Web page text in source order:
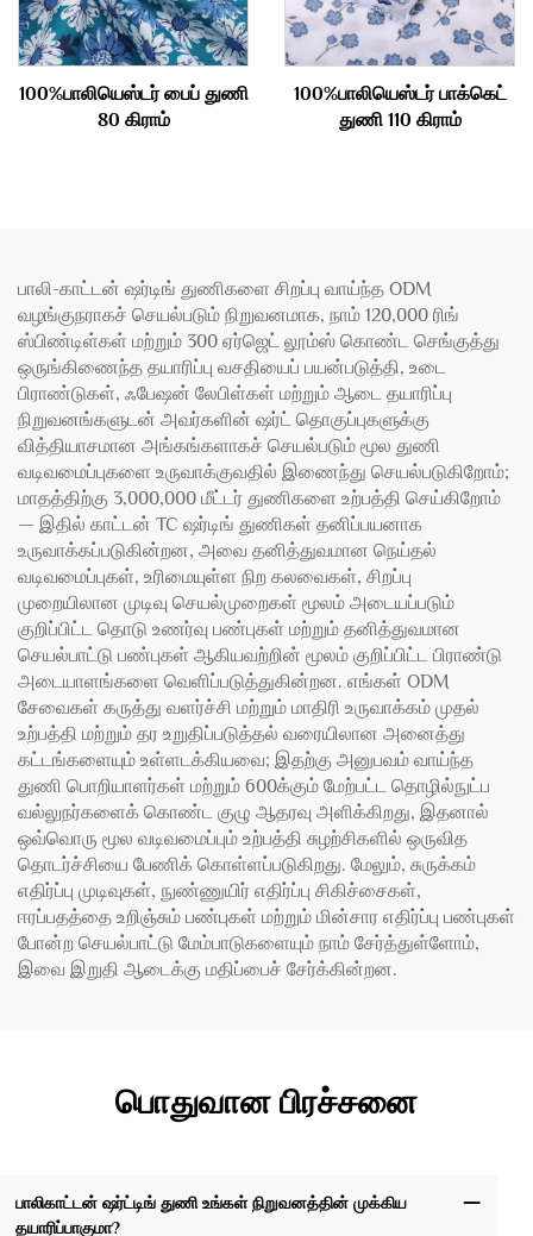
100%பாலியெஸ்டர் பைப் துணி
80 கிராம்
100%பாலியெஸ்டர் பாக்கெட்
துணி 110 கிராம்
பாலி-காட்டன் ஷர்டிங் துணிகளை சிறப்பு வாய்ந்த ODM
வழங்குநராகச் செயல்படும் நிறுவனமாக, நாம் 120,000 ரிங்
ஸ்பிண்டிள்கள் மற்றும் 300 ஏர்ஜெட் லூம்ஸ் கொண்ட செங்குத்து
ஒருங்கிணைந்த தயாரிப்பு வசதியைப் பயன்படுத்தி, உடை
பிராண்டுகள், ஃபேஷன் லேபிள்கள் மற்றும் ஆடை தயாரிப்பு
நிறுவனங்களுடன் அவர்களின் ஷர்ட் தொகுப்புகளுக்கு
வித்தியாசமான அங்கங்களாகச் செயல்படும் மூல துணி
வடிவமைப்புகளை உருவாக்குவதில் இணைந்து செயல்படுகிறோம்;
மாதத்திற்கு 3,000,000 மீட்டர் துணிகளை உற்பத்தி செய்கிறோம்
— இதில் காட்டன் TC ஷர்டிங் துணிகள் தனிப்பயனாக
உருவாக்கப்படுகின்றன, அவை தனித்துவமான நெய்தல்
வடிவமைப்புகள், உரிமையுள்ள நிற கலவைகள், சிறப்பு
முறையிலான முடிவு செயல்முறைகள் மூலம் அடையப்படும்
குறிப்பிட்ட தொடு உணர்வு பண்புகள் மற்றும் தனித்துவமான
செயல்பாட்டு பண்புகள் ஆகியவற்றின் மூலம் குறிப்பிட்ட பிராண்டு
அடையாளங்களை வெளிப்படுத்துகின்றன. எங்கள் ODM
சேவைகள் கருத்து வளர்ச்சி மற்றும் மாதிரி உருவாக்கம் முதல்
உற்பத்தி மற்றும் தர உறுதிப்படுத்தல் வரையிலான அனைத்து
கட்டங்களையும் உள்ளடக்கியவை; இதற்கு அனுபவம் வாய்ந்த
துணி பொறியாளர்கள் மற்றும் 600க்கும் மேற்பட்ட தொழில்நுட்ப
வல்லுநர்களைக் கொண்ட குழு ஆதரவு அளிக்கிறது, இதனால்
ஒவ்வொரு மூல வடிவமைப்பும் உற்பத்தி சுழற்சிகளில் ஒருவித
தொடர்ச்சியை பேணிக் கொள்ளப்படுகிறது. மேலும், சுருக்கம்
எதிர்ப்பு முடிவுகள், நுண்ணுயிர் எதிர்ப்பு சிகிச்சைகள்,
ஈரப்பதத்தை உறிஞ்சும் பண்புகள் மற்றும் மின்சார எதிர்ப்பு பண்புகள்
போன்ற செயல்பாட்டு மேம்பாடுகளையும் நாம் சேர்த்துள்ளோம்,
இவை இறுதி ஆடைக்கு மதிப்பைச் சேர்க்கின்றன.
பொதுவான பிரச்சனை
பாலிகாட்டன் ஷர்ட்டிங் துணி உங்கள் நிறுவனத்தின் முக்கிய
தயாரிப்பாகுமா?